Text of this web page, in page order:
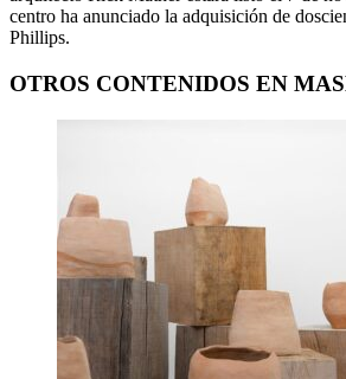
centro ha anunciado la adquisición de
Phillips.
OTROS CONTENIDOS EN